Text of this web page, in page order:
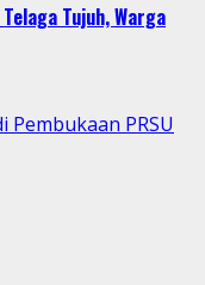
Tujuh, Warga
PRSU